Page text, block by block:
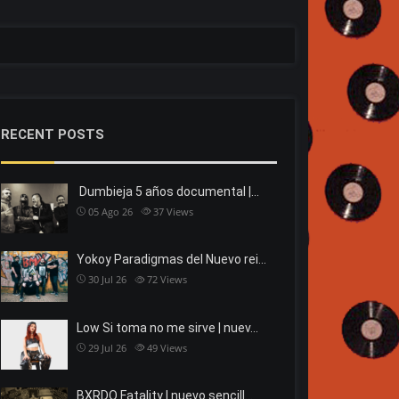
RECENT POSTS
Dumbieja 5 años documental |…
05 Ago 26 37 Views
Yokoy Paradigmas del Nuevo rei…
30 Jul 26 72 Views
Low Si toma no me sirve | nuev…
29 Jul 26 49 Views
BXRDO Fatality | nuevo sencill…